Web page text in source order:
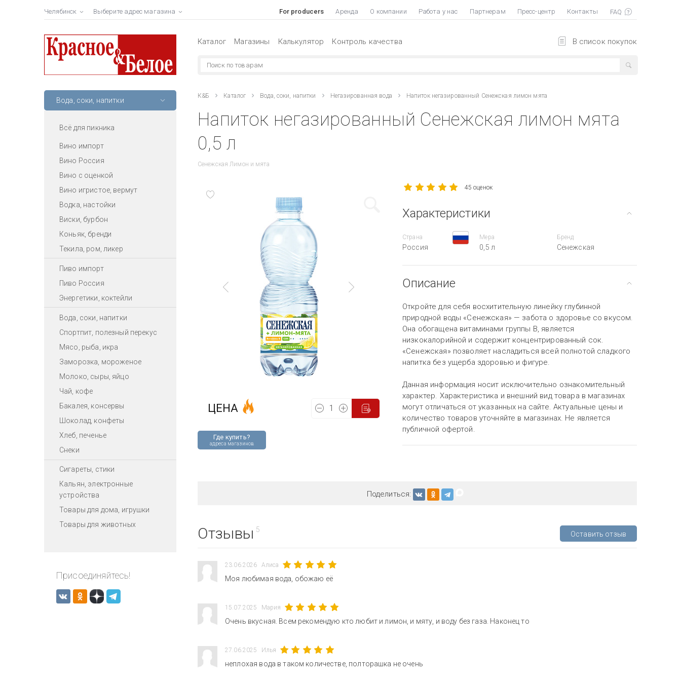
Челябинск Выберите адрес магазина For producers Аренда О компании Работа у нас Партнерам Пресс-центр Контакты
В список покупок
Каталог Магазины Калькулятор Контроль качества
Вода, соки, напитки
Всё для пикника
Вино импорт
Вино Россия
Вино с оценкой
Вино игристое, вермут
Водка, настойки
Виски, бурбон
Коньяк, бренди
Текила, ром, ликер
Пиво импорт
Пиво Россия
Энергетики, коктейли
Вода, соки, напитки
Спортпит, полезный перекус
Мясо, рыба, икра
Заморозка, мороженое
Молоко, сыры, яйцо
Чай, кофе
Бакалея, консервы
Шоколад, конфеты
Хлеб, печенье
Снеки
Сигареты, стики
Кальян, электронные
устройства
Товары для дома, игрушки
Товары для животных
Присоединяйтесь!
К&Б Каталог Вода, соки, напитки Негазированная вода Напиток негазированный Сенежская лимон мята
Напиток негазированный Сенежская лимон мята
0,5 л
Сенежская Лимон и мята
Где купить?
адреса магазинов
ЦЕНА
45 оценок
Характеристики
Страна
Россия
Мера
0,5 л
Бренд
Сенежская
Описание
Откройте для себя восхитительную линейку глубинной
природной воды «Сенежская» — забота о здоровье со вкусом.
Она обогащена витаминами группы B, является
низкокалорийной и содержит концентрированный сок.
«Сенежская» позволяет насладиться всей полнотой сладкого
напитка без ущерба здоровью и фигуре.
Данная информация носит исключительно ознакомительный
характер. Характеристика и внешний вид товара в магазинах
могут отличаться от указанных на сайте. Актуальные цены и
количество товаров уточняйте в магазинах. Не является
публичной офертой.
Поделиться:
Отзывы 5
Оставить отзыв
23.06.2026 Алиса
Моя любимая вода, обожаю её
15.07.2025 Мария
Очень вкусная. Всем рекомендую кто любит и лимон, и мяту, и воду без газа. Наконец то
27.06.2025 Илья
неплохая вода в таком количестве, полторашка не очень